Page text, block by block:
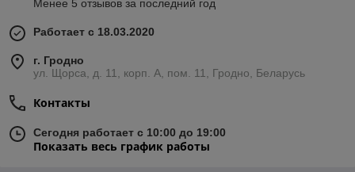
Менее 5 отзывов за последний год
Работает с 18.03.2020
г. Гродно
ул. Щорса, д. 11, корп. А, пом. 11, Гродно, Беларусь
Контакты
Сегодня работает с 10:00 до 19:00
Показать весь график работы